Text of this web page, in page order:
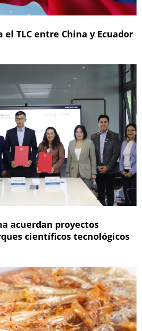
el TLC entre China y Ecuador
acuerdan proyectos
científicos tecnológicos